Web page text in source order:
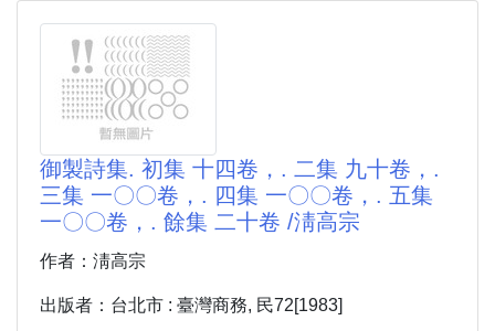
御製詩集. 初集 十四卷，. 二集 九十卷，.
三集 一〇〇卷，. 四集 一〇〇卷，. 五集
一〇〇卷，. 餘集 二十卷 /淸高宗
作者：淸高宗
出版者：台北市 : 臺灣商務, 民72[1983]